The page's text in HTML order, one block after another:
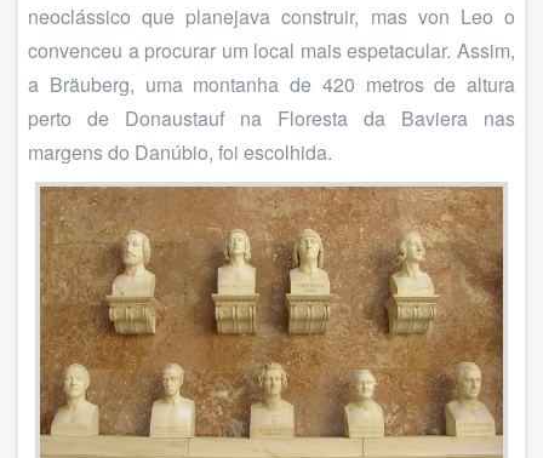
neoclássico que planejava construir, mas von Leo o
convenceu a procurar um local mais espetacular. Assim,
a Bräuberg, uma montanha de 420 metros de altura
perto de Donaustauf na Floresta da Baviera nas
margens do Danúbio, foi escolhida.